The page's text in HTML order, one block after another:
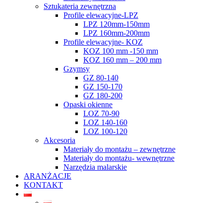
Sztukateria zewnętrzna
Profile elewacyjne-LPZ
LPZ 120mm-150mm
LPZ 160mm-200mm
Profile elewacyjne- KOZ
KOZ 100 mm -150 mm
KOZ 160 mm – 200 mm
Gzymsy
GZ 80-140
GZ 150-170
GZ 180-200
Opaski okienne
LOZ 70-90
LOZ 140-160
LOZ 100-120
Akcesoria
Materiały do montażu – zewnętrzne
Materiały do montażu- wewnętrzne
Narzędzia malarskie
ARANŻACJE
KONTAKT